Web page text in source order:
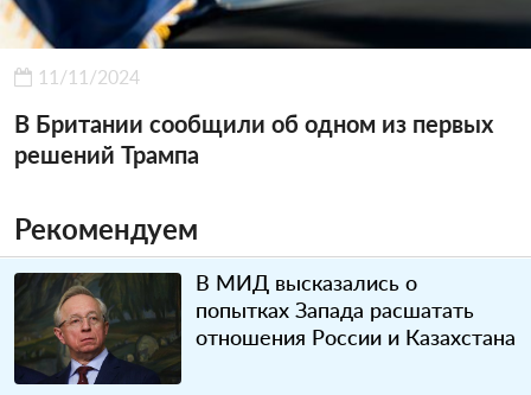
11/11/2024
В Британии сообщили об одном из первых
решений Трампа
Рекомендуем
В МИД высказались о
попытках Запада расшатать
отношения России и Казахстана